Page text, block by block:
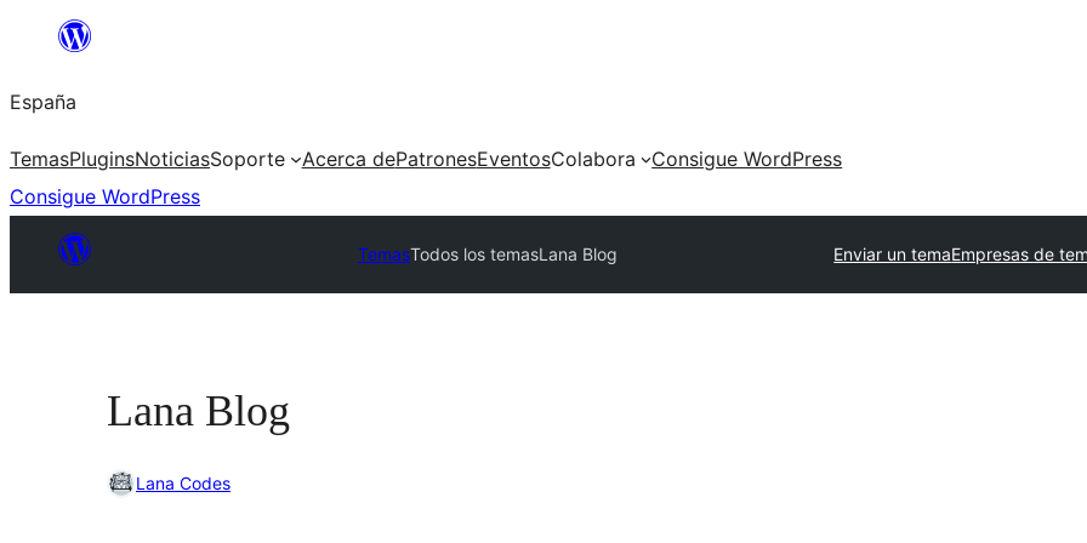
Saltar
contenido
España
TemasPluginsNoticiasSoporte Acerca dePatronesEventosColabora
Consigue WordPress
Consigue WordPress
TemasTodos los temasLana Blog Enviar un temaEmpresas de
Lana Blog
Lana Codes